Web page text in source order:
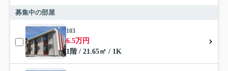
募集中の部屋
103
6.5万円
1階 / 21.65㎡ / 1K